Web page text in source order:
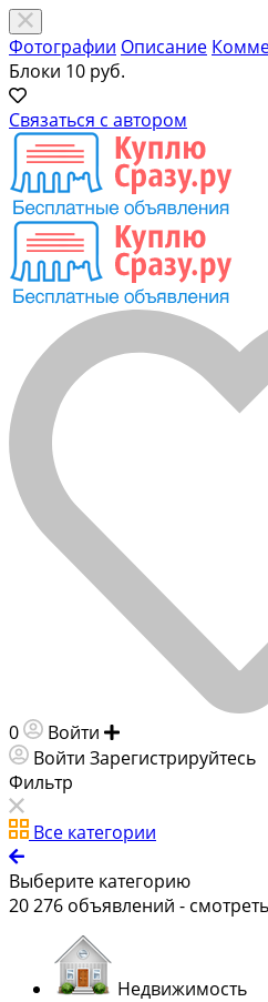
Фотографии Описание
Блоки 10 руб.
Связаться с автором
0 Войти
Войти Зарегистрируйтесь
Фильтр
Все категории
Выберите категорию
20 276 объявлений -
Недвижимость